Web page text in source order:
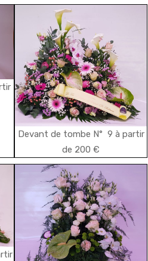
Devant de tombe N° 9 à partir
de 200 €